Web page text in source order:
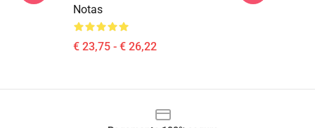
Notas
€ 23,75 - € 26,22